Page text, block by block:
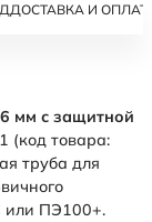
ДОСТАВКА И
мм с защитной
(код товара:
труба для
или ПЭ100+.